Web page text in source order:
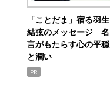
「ことだま」宿る羽生
結弦のメッセージ 名
言がもたらす心の平穏
と潤い
PR